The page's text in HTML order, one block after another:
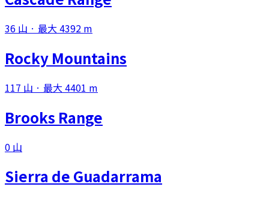
36 山 · 最大 4392 m
Rocky Mountains
117 山 · 最大 4401 m
Brooks Range
0 山
Sierra de Guadarrama